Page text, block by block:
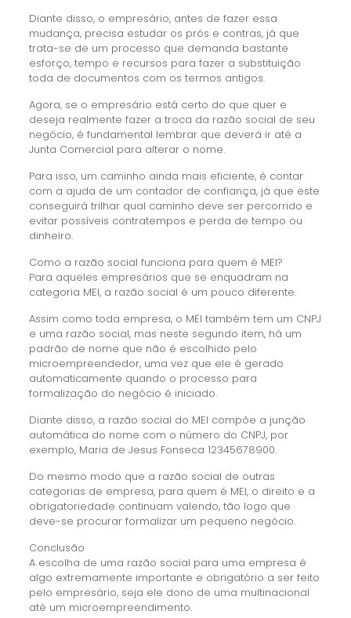
Diante disso, o empresário, antes de fazer essa
mudança, precisa estudar os prós e contras, já que
trata-se de um processo que demanda bastante
esforço, tempo e recursos para fazer a substituição
toda de documentos com os termos antigos.
Agora, se o empresário está certo do que quer e
deseja realmente fazer a troca da razão social de seu
negócio, é fundamental lembrar que deverá ir até a
Junta Comercial para alterar o nome.
Para isso, um caminho ainda mais eficiente, é contar
com a ajuda de um contador de confiança, já que este
conseguirá trilhar qual caminho deve ser percorrido e
evitar possíveis contratempos e perda de tempo ou
dinheiro.
Como a razão social funciona para quem é MEI?
Para aqueles empresários que se enquadram na
categoria MEI, a razão social é um pouco diferente.
Assim como toda empresa, o MEI também tem um CNPJ
e uma razão social, mas neste segundo item, há um
padrão de nome que não é escolhido pelo
microempreendedor, uma vez que ele é gerado
automaticamente quando o processo para
formalização do negócio é iniciado.
Diante disso, a razão social do MEI compõe a junção
automática do nome com o número do CNPJ, por
exemplo, Maria de Jesus Fonseca 12345678900.
Do mesmo modo que a razão social de outras
categorias de empresa, para quem é MEI, o direito e a
obrigatoriedade continuam valendo, tão logo que
deve-se procurar formalizar um pequeno negócio.
Conclusão
A escolha de uma razão social para uma empresa é
algo extremamente importante e obrigatório a ser feito
pelo empresário, seja ele dono de uma multinacional
até um microempreendimento.